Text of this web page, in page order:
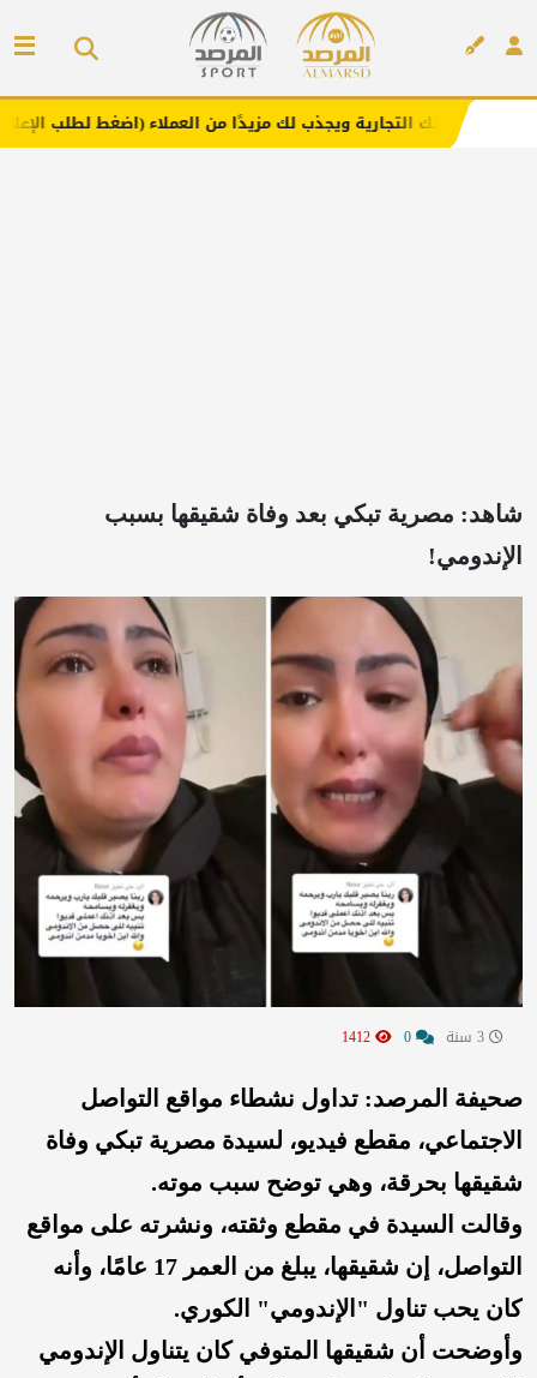
ويجذب لك مزيدًا من العملاء (اضغط لطلب الإعلان)
شاهد: مصرية تبكي بعد وفاة شقيقها بسبب
الإندومي!
صحيفة المرصد: تداول نشطاء مواقع التواصل
الاجتماعي، مقطع فيديو، لسيدة مصرية تبكي وفاة
شقيقها بحرقة، وهي توضح سبب موته.
وقالت السيدة في مقطع وثقته، ونشرته على مواقع
التواصل، إن شقيقها، يبلغ من العمر 17 عامًا، وأنه
كان يحب تناول "الإندومي" الكوري.
وأوضحت أن شقيقها المتوفي كان يتناول الإندومي